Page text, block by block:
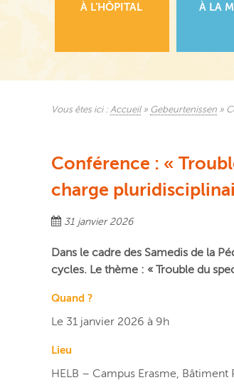
À L’HÔPITAL À LA
Vous êtes ici : Accueil» Gebeurtenissen »
Conférence : «
charge
31 janvier 2026
Dans le cadre des Samedis de la
cycles. Le thème : « Trouble du
Quand ?
Le 31 janvier 2026 à 9h
Lieu
HELB – Campus Erasme, Bâtiment